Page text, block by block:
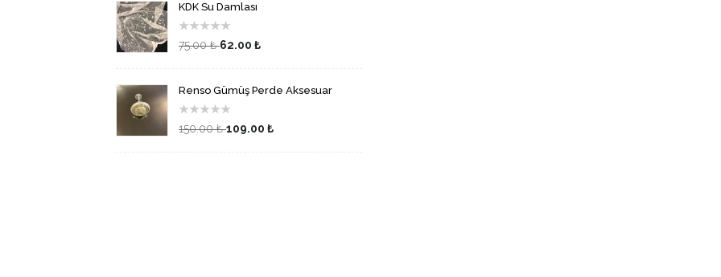
KDK Su Damlası
★★★★★
75.00 ₺62.00 ₺
Renso Gümüş Perde Aksesuar
★★★★★
150.00 ₺109.00 ₺